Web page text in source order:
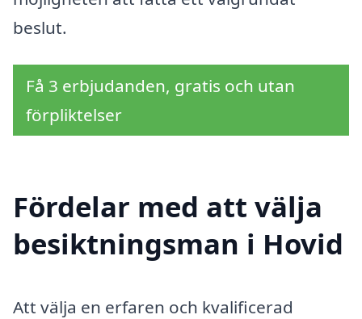
beslut.
Få 3 erbjudanden, gratis och utan
förpliktelser
Fördelar med att välja
besiktningsman i Hovid
Att välja en erfaren och kvalificerad